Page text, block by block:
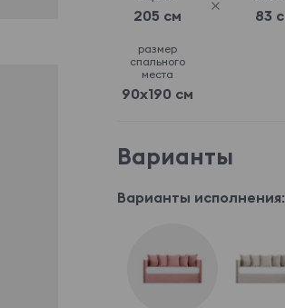
205 см 83
размер
спального
места
90x190 см
Варианты
Варианты исполнения: